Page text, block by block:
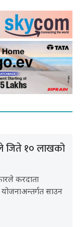
जिते १० लाखको
करदाता
योजनाअन्तर्गत साउन